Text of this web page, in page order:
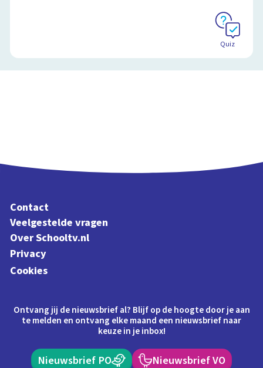
Quiz
Contact
Veelgestelde vragen
Over Schooltv.nl
Privacy
Cookies
Ontvang jij de nieuwsbrief al? Blijf op de hoogte door je aan
te melden en ontvang elke maand een nieuwsbrief naar
keuze in je inbox!
Nieuwsbrief PO Nieuwsbrief VO